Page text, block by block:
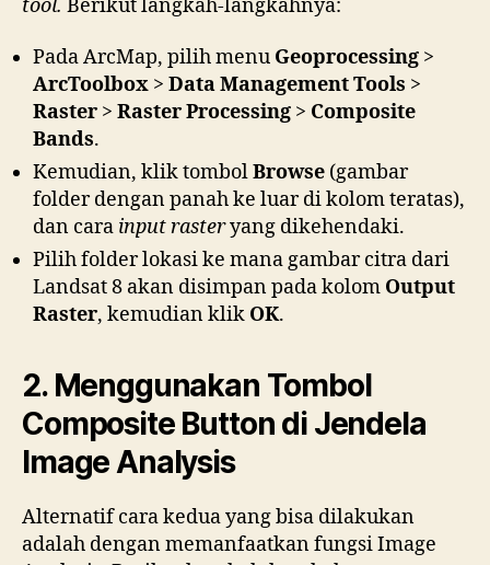
tool. Berikut langkah-langkahnya:
Pada ArcMap, pilih menu Geoprocessing >
ArcToolbox > Data Management Tools >
Raster > Raster Processing > Composite
Bands.
Kemudian, klik tombolBrowse (gambar
folder dengan panah ke luar di kolom teratas),
dan cara input rasteryang dikehendaki.
Pilih folder lokasi ke mana gambar citra dari
Landsat 8 akan disimpan pada kolom Output
Raster, kemudian klik OK.
2. Menggunakan Tombol
Composite Button di Jendela
Image Analysis
Alternatif cara kedua yang bisa dilakukan
adalah dengan memanfaatkan fungsi Image